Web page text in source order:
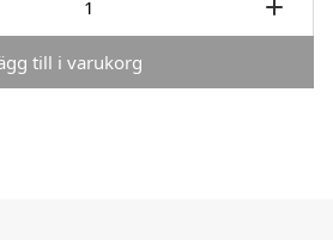
till i varukorg